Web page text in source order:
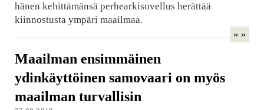
hänen kehittämänsä perhearkisovellus herättää
kiinnostusta ympäri maailmaa.
» »
Maailman ensimmäinen
ydinkäyttöinen samovaari on myös
maailman turvallisin